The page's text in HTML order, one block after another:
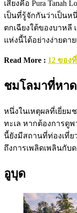
เสียงคือ Pura
เป็นที่รู้จักกันว่าเป็น
ตกเฉียงใต้ของบาห
แห่งนี้ได้อย่างง่ายดา
Read More : 12 ของ
ชมโลมาที่หา
หนึ่งในเหตุผลที่เยี่ยม
ทะเล หากต้องการดู
นี้ยังมีสถานที่ท่องเที่ย
ถึงการเพลิดเพลินกั
อูบุด